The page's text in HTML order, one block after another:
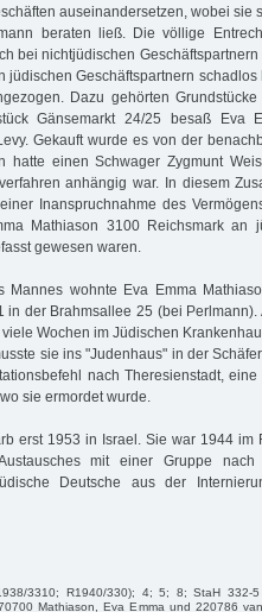
auseinandersetzen, wobei sie
beraten ließ. Die völlige
bei nichtjüdischen
jüdischen Geschäftspartnern
Dazu gehörten
Gänsemarkt 24/25 besaß Eva
Gekauft wurde es von der
hatte einen Schwager Zygmunt
anhängig war. In diesem
Inan­spruchnahme des
Mathiason 3100 Reichsmark an
gewesen waren.
Mannes wohnte Eva Emma
in der Brahmsallee 25 (bei
Wochen im Jüdischen
sie ins "Judenhaus" in der
nach Theresienstadt,
sie ermordet wurde.
erst 1953 in Israel. Sie war 1944 im
mit einer Gruppe
Deutsche aus der
3310; R1940/330); 4; 5; 8; StaH 332-
Mathiason, Eva Emma und 220786